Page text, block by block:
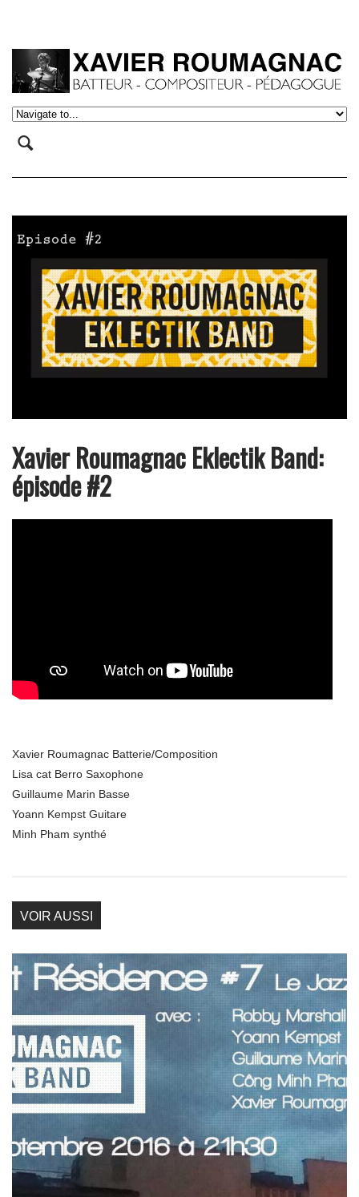
Xavier Roumagnac Eklectik Band:
épisode #2
Xavier Roumagnac Batterie/Composition
Lisa cat Berro Saxophone
Guillaume Marin Basse
Yoann Kempst Guitare
Minh Pham synthé
VOIR AUSSI